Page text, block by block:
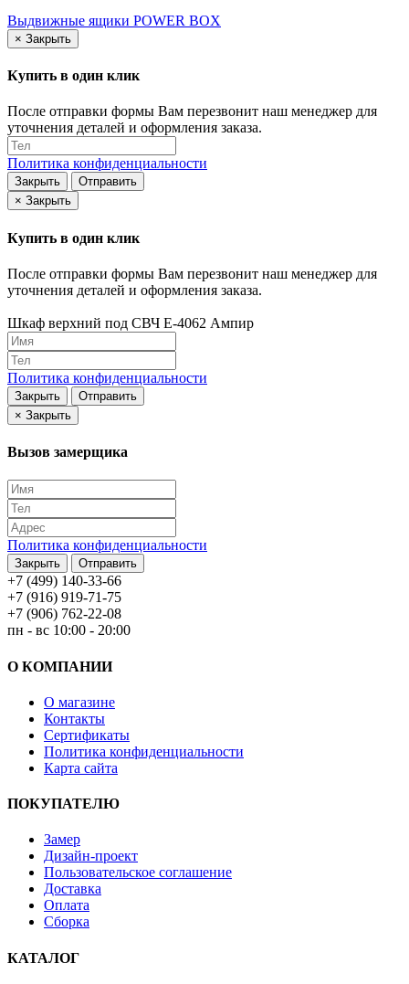
Выдвижные ящики POWER BOX
× Закрыть
Купить в один клик
После отправки формы Вам перезвонит наш менеджер для
уточнения деталей и оформления заказа.
Политика конфиденциальности
Закрыть
Отправить
× Закрыть
Купить в один клик
После отправки формы Вам перезвонит наш менеджер для
уточнения деталей и оформления заказа.
Шкаф верхний под СВЧ Е-4062 Ампир
Политика конфиденциальности
Закрыть
Отправить
× Закрыть
Вызов замерщика
Политика конфиденциальности
Закрыть Отправить
+7 (499) 140-33-66
+7 (916) 919-71-75
+7 (906) 762-22-08
пн - вс 10:00 - 20:00
О КОМПАНИИ
О магазине
Контакты
Сертификаты
Политика конфиденциальности
Карта сайта
ПОКУПАТЕЛЮ
Замер
Дизайн-проект
Пользовательское соглашение
Доставка
Оплата
Сборка
КАТАЛОГ